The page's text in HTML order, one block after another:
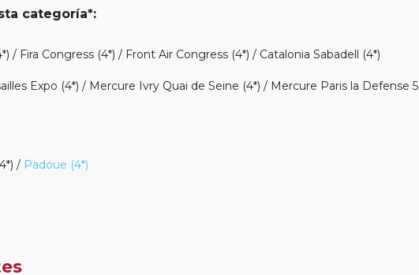
categoría*:
/ Fira Congress (4*) / Front Air Congress (4*) / Catalonia Sabadell (4*)
Expo (4*) / Mercure Ivry Quai de Seine (4*) / Mercure Paris la Defense 5
/ Padoue (4*)